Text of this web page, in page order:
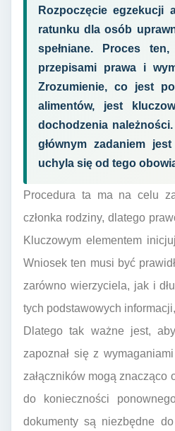
Rozpoczęcie egzekucji
ratunku dla osób
spełniane. Proces
przepisami prawa i
Zrozumienie, co jest
alimentów, jest
dochodzenia
głównym zadaniem
uchyla się od tego
Procedura ta ma na celu
członka rodziny, dlatego
Kluczowym elementem
Wniosek ten musi być
zarówno wierzyciela, jak i
tych podstawowych
Dlatego tak ważne jest,
zapoznał się z
załączników mogą
do konieczności
dokumenty są niezbędne